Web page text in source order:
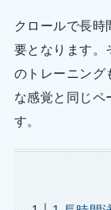
クロールで長時
要となります。
のトレーニング
な感覚と同じペ
す。